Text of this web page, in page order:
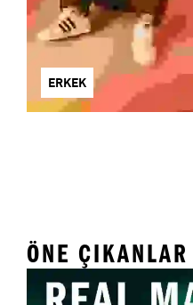
ERKEK
ÖNE ÇIKANLAR